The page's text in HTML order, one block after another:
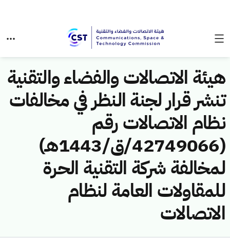
هيئة الاتصالات والفضاء والتقنية
تنشر قرار لجنة النظر في مخالفات
نظام الاتصالات رقم
(42749066/ق/1443هـ)
لمخالفة شركة التقنية الحرة
للمقاولات العامة لنظام
الاتصالات